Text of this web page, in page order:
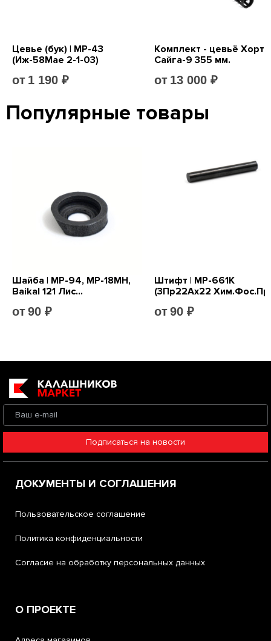
Подписаться на новости
ДОКУМЕНТЫ И СОГЛАШЕНИЯ
Пользовательское соглашение
Политика конфиденциальности
Согласие на обработку персональных данных
О ПРОЕКТЕ